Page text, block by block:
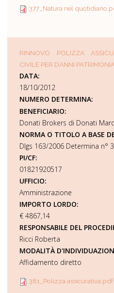
377_Natura nel
RINNOVO POLIZZA
CIVILE PER DANNI
DATA:
18/10/2012
NUMERO DETERMINA:
BENEFICIARIO:
Donati Brokers di Donati
NORMA O TITOLO A BASE
Dlgs 163/2006 Determina n°
PI/CF:
01821920517
UFFICIO:
Amministrazione
IMPORTO LORDO:
€ 4867,14
RESPONSABILE DEL
Ricci Roberta
MODALITÀ
Affidamento diretto
381_Polizza assicurativa.pdf